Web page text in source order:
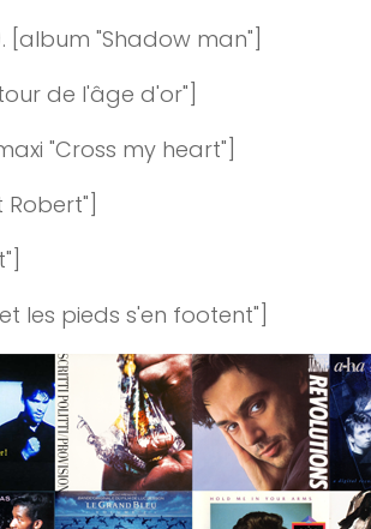
. [album "Shadow man"]
de l'âge d'or"]
"Cross my heart"]
les pieds s'en footent"]